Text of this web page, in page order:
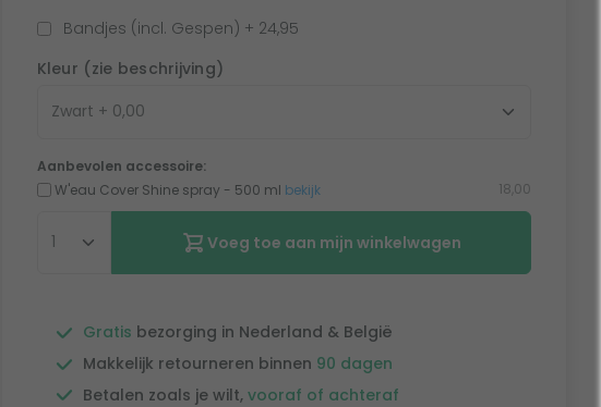
Bandjes (incl. Gespen) + 24,95
Kleur (zie beschrijving)
Aanbevolen accessoire:
W'eau Cover Shine spray - 500 ml bekijk 18,00
Voeg toe aan mijn winkelwagen
Gratis bezorging in Nederland & België
Makkelijk retourneren binnen 90 dagen
Betalen zoals je wilt, vooraf of achteraf